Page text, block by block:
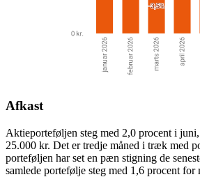
Afkast
Aktieporteføljen steg med 2,0 procent i
25.000 kr. Det er tredje måned i træk med
porteføljen har set en pæn stigning de
samlede portefølje steg med 1,6 procent for